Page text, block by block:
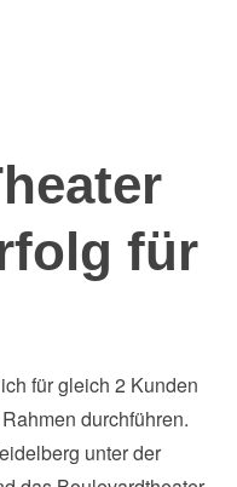
für
für gleich 2 Kunden
durchführen.
unter der